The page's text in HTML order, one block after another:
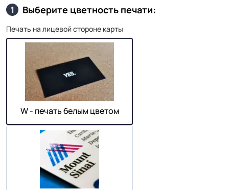
1 Выберите цветность печати:
Печать на лицевой стороне карты
W - печать белым цветом